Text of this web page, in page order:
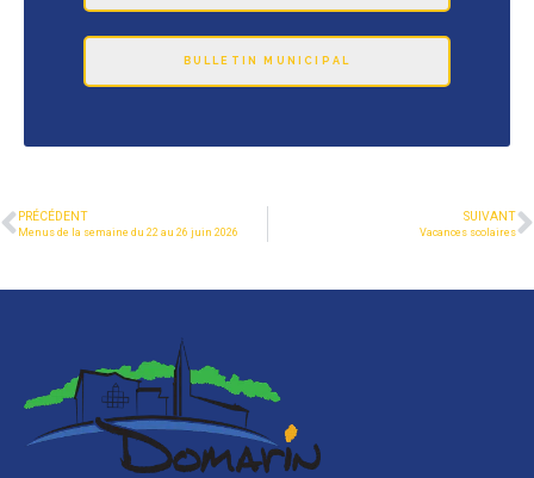
BULLETIN MUNICIPAL
PRÉCÉDENT
Menus de la semaine du 22 au 26 juin 2026
SUIVANT
Vacances scolaires